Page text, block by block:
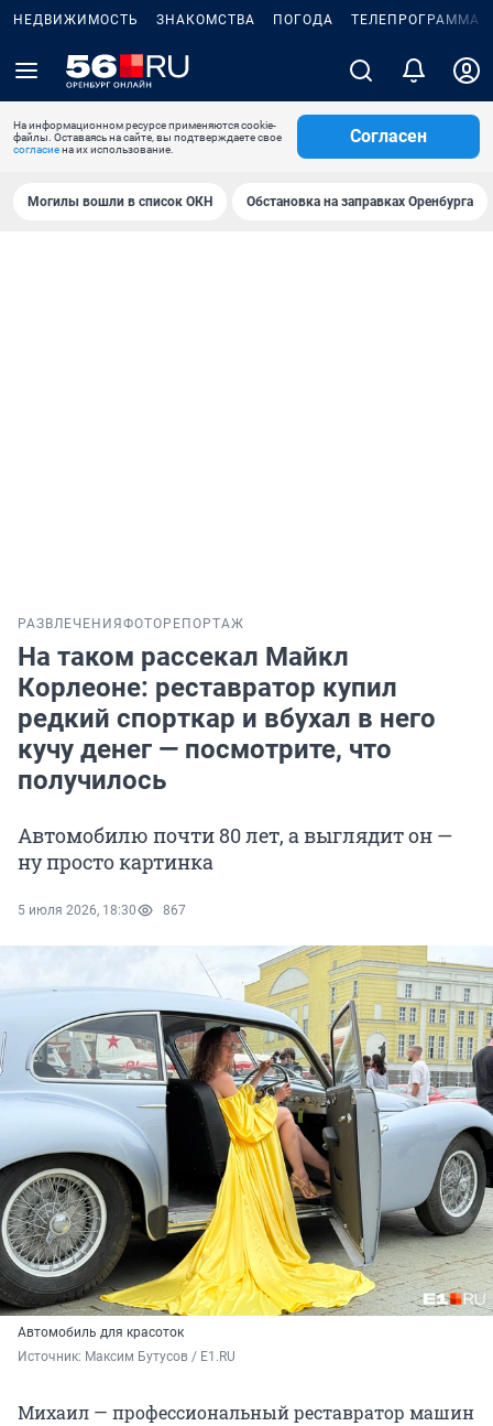
НЕДВИЖИМОСТЬ ЗНАКОМСТВА ПОГОДА ТЕЛЕПРОГРАММА
На информационном ресурсе применяются cookie-
файлы. Оставаясь на сайте, вы подтверждаете свое
согласиена их использование.
Согласен
Могилы вошли в список ОКН Обстановка на заправках Оренбурга
РАЗВЛЕЧЕНИЯ ФОТОРЕПОРТАЖ
На таком рассекал Майкл
Корлеоне: реставратор купил
редкий спорткар и вбухал в него
кучу денег — посмотрите, что
получилось
Автомобилю почти 80 лет, а выглядит он —
ну просто картинка
5 июля 2026, 18:30 867
Автомобиль для красоток
Источник: Максим Бутусов / E1.RU
Михаил — профессиональный реставратор машин